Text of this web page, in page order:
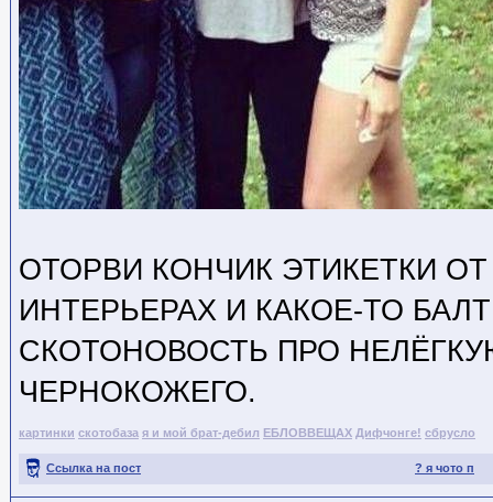
ОТОРВИ КОНЧИК ЭТИКЕТКИ
ИНТЕРЬЕРАХ И КАКОЕ-ТО
СКОТОНОВОСТЬ ПРО
ЧЕРНОКОЖЕГО.
картинки скотобаза я и мой брат-дебил ЕБЛОВВЕЩАХ Дифчонге! сбрусло
? я чото п
Ссылка на пост